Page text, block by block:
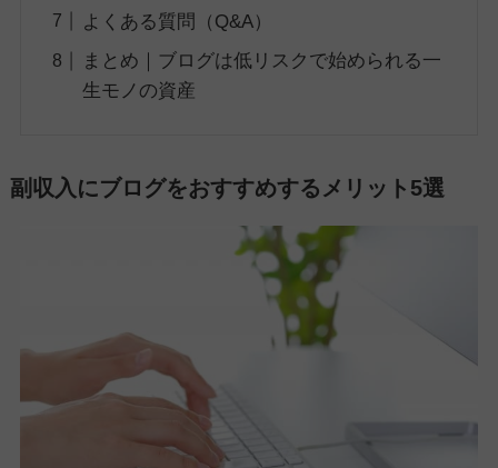
よくある質問（Q&A）
まとめ｜ブログは低リスクで始められる一
生モノの資産
副収入にブログをおすすめするメリット5選